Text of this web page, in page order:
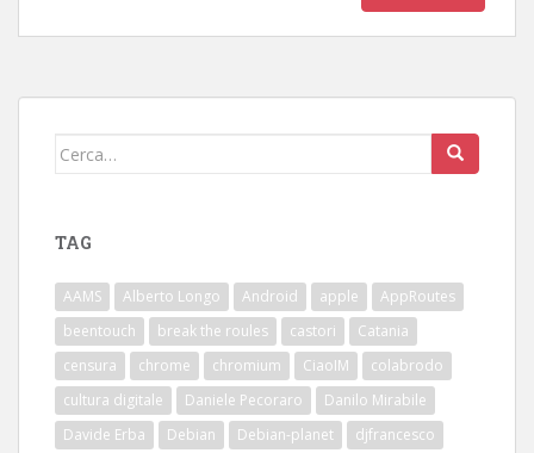
Cerca:
TAG
AAMS Alberto Longo Android apple
AppRoutes
beentouch
break the roules castori
Catania
censura
chrome chromium CiaoIM
colabrodo
cultura digitale
Daniele Pecoraro
Danilo Mirabile
Davide Erba
Debian Debian-planet
djfrancesco